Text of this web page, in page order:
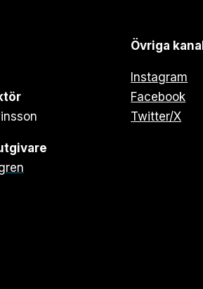
Övriga
Instagram
Facebook
Twitter/X